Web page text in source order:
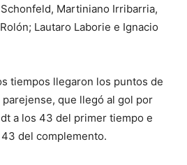
Martiniano Irribarria,
Lautaro Laborie e Ignacio
tiempos llegaron los puntos de
que llegó al gol por
a los 43 del primer tiempo e
del complemento.